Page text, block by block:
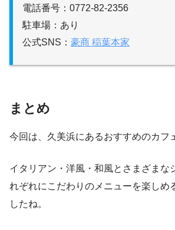
電話番号：0772-82-2356
駐車場：あり
公式SNS： 豪商 稲葉本家
まとめ
今回は、久美浜にあるおすすめのカフ
イタリアン・洋風・和風とさまざまな
れぞれにこだわりのメニューを楽しめ
したね。